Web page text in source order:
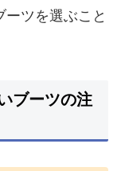
ツを選ぶこと
ブーツの注